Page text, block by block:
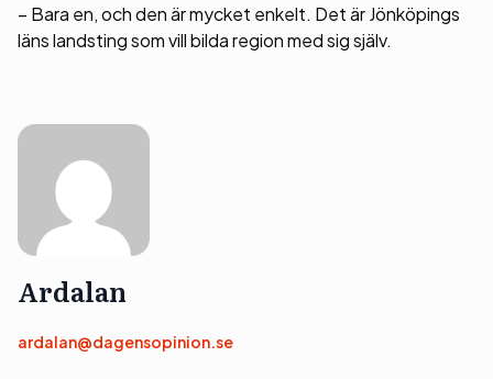
– Bara en, och den är mycket enkelt. Det är Jönköpings
läns landsting som vill bilda region med sig själv.
Ardalan
ardalan@dagensopinion.se